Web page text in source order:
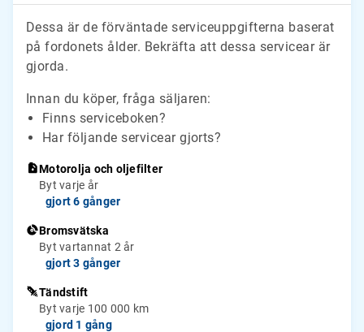
Dessa är de förväntade serviceuppgifterna baserat
på fordonets ålder. Bekräfta att dessa servicear är
gjorda.
Innan du köper, fråga säljaren:
Finns serviceboken?
Har följande servicear gjorts?
Motorolja och oljefilter
Byt varje år
gjort 6 gånger
Bromsvätska
Byt vartannat 2 år
gjort 3 gånger
Tändstift
Byt varje 100 000 km
gjord 1 gång